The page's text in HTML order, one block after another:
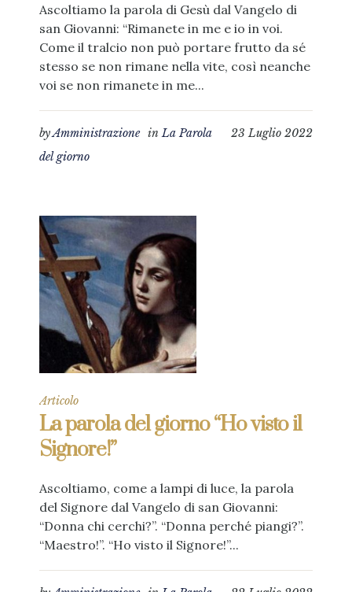
Ascoltiamo la parola di Gesù dal Vangelo di
san Giovanni: “Rimanete in me e io in voi.
Come il tralcio non può portare frutto da sé
stesso se non rimane nella vite, così neanche
voi se non rimanete in me...
23 Luglio 2022
byAmministrazione inLa Parola
del giorno
Articolo
La parola del giorno “Ho visto il
Signore!”
Ascoltiamo, come a lampi di luce, la parola
del Signore dal Vangelo di san Giovanni:
“Donna chi cerchi?”. “Donna perché piangi?”.
“Maestro!”. “Ho visto il Signore!”...